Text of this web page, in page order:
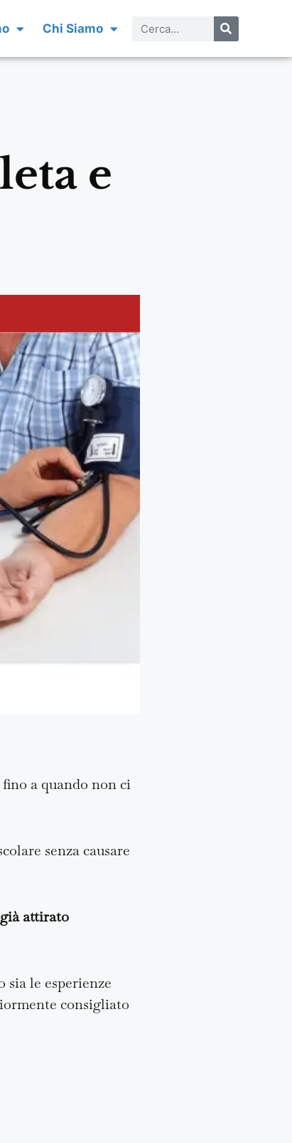
Chi Siamo
e
a quando non ci
senza causare
attirato
le esperienze
consigliato